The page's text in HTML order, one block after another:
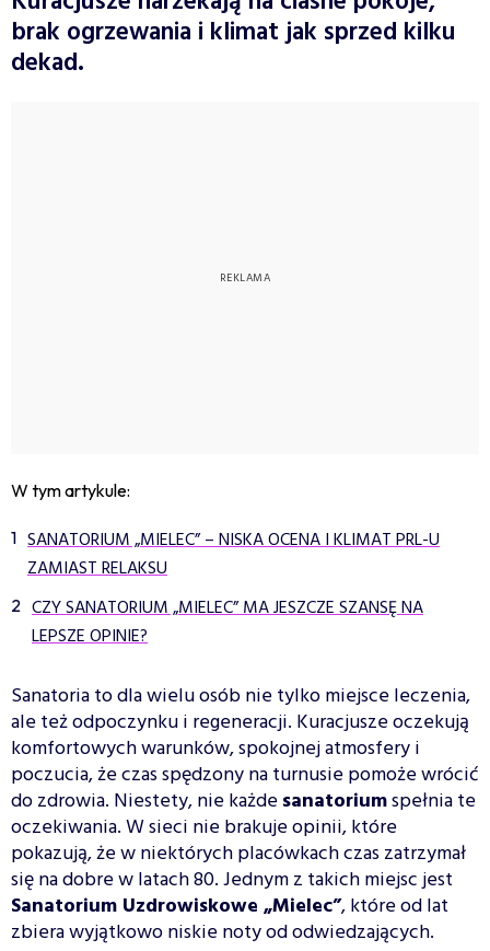
brak ogrzewania i klimat jak sprzed kilku
dekad.
W tym artykule:
SANATORIUM „MIELEC” – NISKA OCENA I KLIMAT PRL-U
ZAMIAST RELAKSU
CZY SANATORIUM „MIELEC” MA JESZCZE SZANSĘ NA
LEPSZE OPINIE?
Sanatoria to dla wielu osób nie tylko miejsce leczenia,
ale też odpoczynku i regeneracji. Kuracjusze oczekują
komfortowych warunków, spokojnej atmosfery i
poczucia, że czas spędzony na turnusie pomoże wrócić
do zdrowia. Niestety, nie każdesanatoriumspełnia te
oczekiwania. W sieci nie brakuje opinii, które
pokazują, że w niektórych placówkach czas zatrzymał
się na dobre w latach 80. Jednym z takich miejsc jest
Sanatorium Uzdrowiskowe „Mielec”, które od lat
zbiera wyjątkowo niskie noty od odwiedzających.